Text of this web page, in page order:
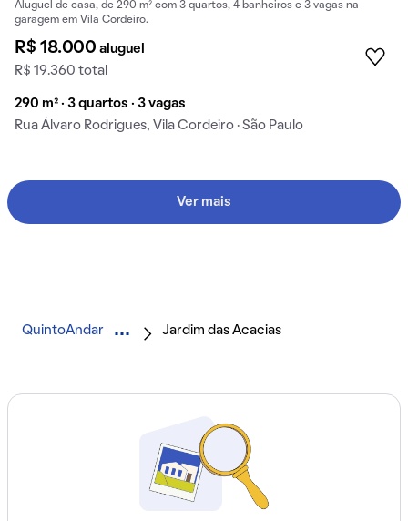
Aluguel de casa, de 290 m² com 3 quartos, 4 banheiros e 3 vagas na
garagem em Vila Cordeiro.
R$ 18.000aluguel
R$ 19.360 total
290 m² · 3 quartos · 3 vagas
Rua Álvaro Rodrigues, Vila Cordeiro · São Paulo
Ver mais
QuintoAndar Jardim das Acacias